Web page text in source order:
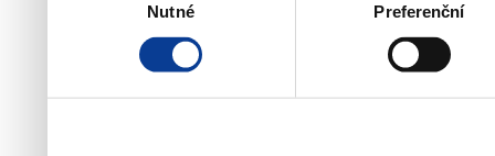
Nutné Preferenční